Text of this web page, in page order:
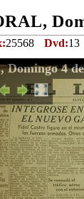
25568 Dvd:13
4